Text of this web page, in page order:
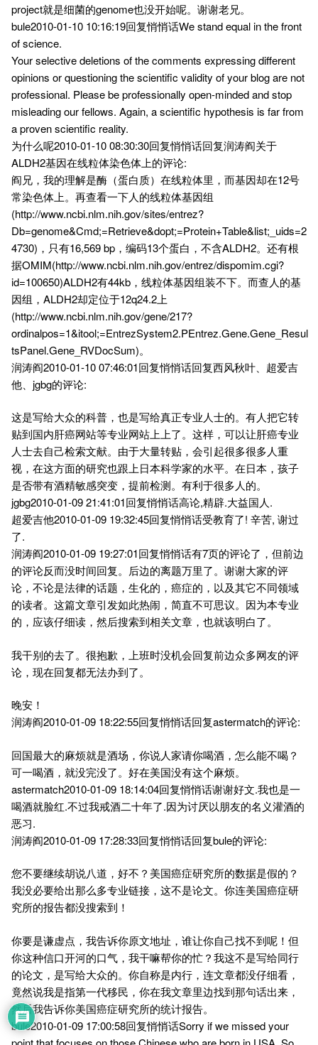
project就是细菌的genome也没开始呢。谢谢老兄。
bule2010-01-10 10:16:19回复悄悄话We stand equal in the front
of science.
Your selective deletions of the comments expressing different
opinions or questioning the scientific validity of your blog are not
professional. Please be professionally open-minded and stop
misleading our fellows. Again, a scientific hypothesis is far from
a proven scientific reality.
为什么呢2010-01-10 08:30:30回复悄悄话回复润涛阎关于
ALDH2基因在线粒体染色体上的评论:
阎兄，我的理解是酶（蛋白质）在线粒体里，而基因却在12号
常染色体上。再查看一下人的线粒体基因组
(http://www.ncbi.nlm.nih.gov/sites/entrez?
Db=genome&Cmd;=Retrieve&dopt;=Protein+Table&list;_uids=2
4730)，只有16,569 bp，编码13个蛋白，不含ALDH2。还有根
据OMIM(http://www.ncbi.nlm.nih.gov/entrez/dispomim.cgi?
id=100650)ALDH2有44kb，线粒体基因组装不下。而查人的基
因组，ALDH2却定位于12q24.2上
(http://www.ncbi.nlm.nih.gov/gene/217?
ordinalpos=1&itool;=EntrezSystem2.PEntrez.Gene.Gene_Resul
tsPanel.Gene_RVDocSum)。
润涛阎2010-01-10 07:46:01回复悄悄话回复西风秋叶、超爱吉
他、jgbg的评论:
这是写给大众的科普，也是写给真正专业人士的。有人把它转
贴到国内肝癌网站等专业网站上上了。这样，可以让肝癌专业
人士去自己检索文献。由于大量转贴，会引起很多很多人重
视，在这方面的研究也跟上日本科学家的水平。在日本，孩子
是否带有酒精敏感突变，提前检测。有利于很多人的。
jgbg2010-01-09 21:41:01回复悄悄话高论,精辟.大益国人.
超爱吉他2010-01-09 19:32:45回复悄悄话受教育了! 辛苦, 谢过
了.
润涛阎2010-01-09 19:27:01回复悄悄话有7页的评论了，但前边
的评论反而没时间回复。后边的离题万里了。谢谢大家的评
论，不论是法律的话题，生化的，癌症的，以及其它不同领域
的读者。这篇文章引发如此热闹，简直不可思议。因为本专业
的，应该仔细读，然后搜索到相关文章，也就该明白了。
我干别的去了。很抱歉，上班时没机会回复前边众多网友的评
论，现在回复都无法办到了。
晚安！
润涛阎2010-01-09 18:22:55回复悄悄话回复astermatch的评论:
回国最大的麻烦就是酒场，你说人家请你喝酒，怎么能不喝？
可一喝酒，就没完没了。好在美国没有这个麻烦。
astermatch2010-01-09 18:14:04回复悄悄话谢谢好文.我也是一
喝酒就脸红.不过我戒酒二十年了.因为讨厌以朋友的名义灌酒的
恶习.
润涛阎2010-01-09 17:28:33回复悄悄话回复bule的评论:
您不要继续胡说八道，好不？美国癌症研究所的数据是假的？
我没必要给出那么多专业链接，这不是论文。你连美国癌症研
究所的报告都没搜索到！
你要是谦虚点，我告诉你原文地址，谁让你自己找不到呢！但
你这种信口开河的口气，我干嘛帮你的忙？我这不是写给同行
的论文，是写给大众的。你自称是内行，连文章都没仔细看，
竟然说我是指第一代移民，你在我文章里边找到那句话出来，
然后我告诉你美国癌症研究所的统计报告。
bule2010-01-09 17:00:58回复悄悄话Sorry if we missed your